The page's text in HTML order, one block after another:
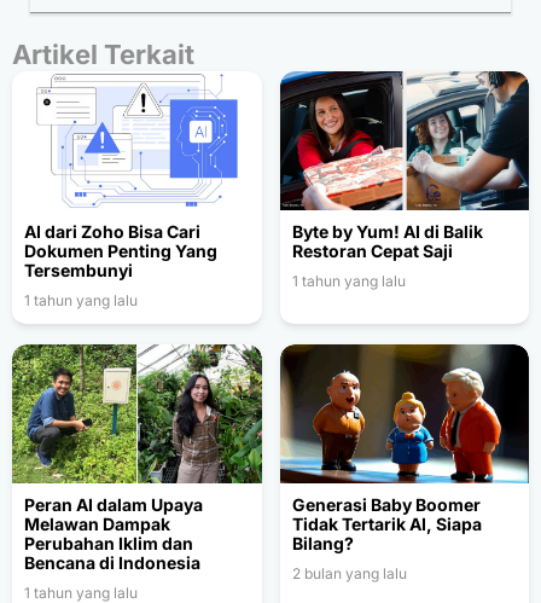
Artikel Terkait
AI dari Zoho Bisa Cari
Dokumen Penting Yang
Tersembunyi
1 tahun yang lalu
Byte by Yum! AI di Balik
Restoran Cepat Saji
1 tahun yang lalu
Peran AI dalam Upaya
Melawan Dampak
Perubahan Iklim dan
Bencana di Indonesia
1 tahun yang lalu
Generasi Baby Boomer
Tidak Tertarik AI, Siapa
Bilang?
2 bulan yang lalu